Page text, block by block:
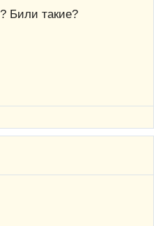
Били такие?